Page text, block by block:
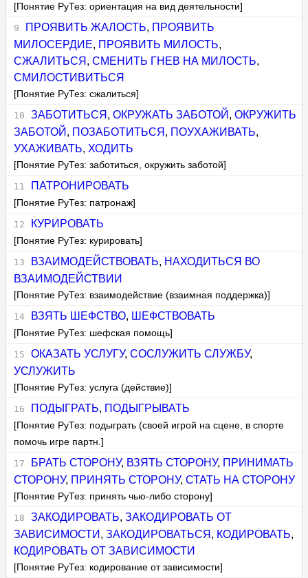
[Понятие РуТез: ориентация на вид деятельности]
ПРОЯВИТЬ ЖАЛОСТЬ, ПРОЯВИТЬ
МИЛОСЕРДИЕ, ПРОЯВИТЬ МИЛОСТЬ,
СЖАЛИТЬСЯ ,СМЕНИТЬ ГНЕВ НА МИЛОСТЬ,
СМИЛОСТИВИТЬСЯ
[Понятие РуТез: сжалиться]
ЗАБОТИТЬСЯ , ОКРУЖАТЬ ЗАБОТОЙ , ОКРУЖИТЬ
ЗАБОТОЙ , ПОЗАБОТИТЬСЯ , ПОУХАЖИВАТЬ,
УХАЖИВАТЬ, ХОДИТЬ
[Понятие РуТез: заботиться, окружить заботой]
ПАТРОНИРОВАТЬ
[Понятие РуТез: патронаж]
КУРИРОВАТЬ
[Понятие РуТез: курировать]
ВЗАИМОДЕЙСТВОВАТЬ, НАХОДИТЬСЯ ВО
ВЗАИМОДЕЙСТВИИ
[Понятие РуТез: взаимодействие (взаимная поддержка)]
ВЗЯТЬ ШЕФСТВО, ШЕФСТВОВАТЬ
[Понятие РуТез: шефская помощь]
ОКАЗАТЬ УСЛУГУ, СОСЛУЖИТЬ СЛУЖБУ,
УСЛУЖИТЬ
[Понятие РуТез: услуга (действие)]
ПОДЫГРАТЬ, ПОДЫГРЫВАТЬ
[Понятие РуТез: подыграть (своей игрой на сцене, в спорте
помочь игре партн.]
БРАТЬ СТОРОНУ, ВЗЯТЬ СТОРОНУ, ПРИНИМАТЬ
СТОРОНУ, ПРИНЯТЬ СТОРОНУ,СТАТЬ НА СТОРОНУ
[Понятие РуТез: принять чью-либо сторону]
ЗАКОДИРОВАТЬ, ЗАКОДИРОВАТЬ ОТ
ЗАВИСИМОСТИ ,ЗАКОДИРОВАТЬСЯ , КОДИРОВАТЬ,
КОДИРОВАТЬ ОТ ЗАВИСИМОСТИ
[Понятие РуТез: кодирование от зависимости]